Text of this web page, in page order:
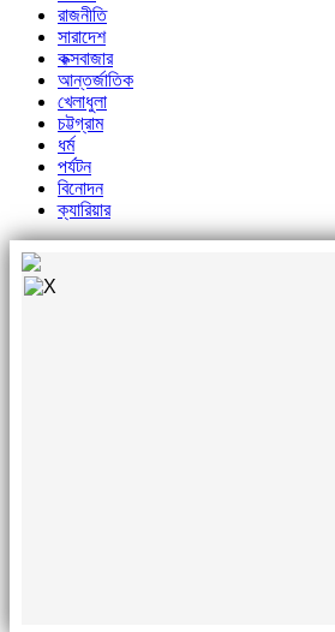
রাজনীতি
সারাদেশ
কক্সবাজার
আন্তর্জাতিক
খেলাধুলা
চট্টগ্রাম
ধর্ম
পর্যটন
বিনোদন
ক্যারিয়ার